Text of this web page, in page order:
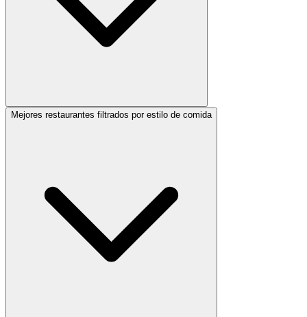
Mejores restaurantes filtrados por estilo de comida